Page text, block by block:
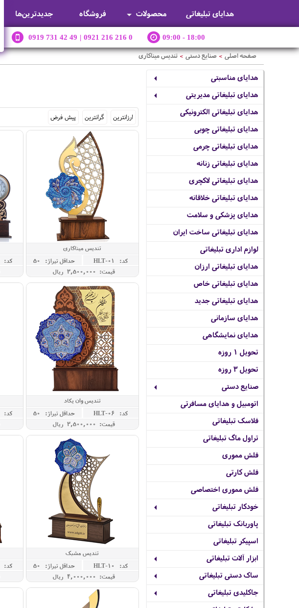
هدایای تبلیغاتی محصولات فروشگاه جديدترين‌ها
0919 731 42 49 | 0921 216 216 0 09:00 - 18:00
صفحه اصلی > صنایع دستی > تندیس میناکاری
هدایای مناسبتی
هدایای تبلیغاتی مدیریتی
هدایای تبلیغاتی الکترونیکی
هدایای تبلیغاتی چوبی
هدایای تبلیغاتی چرمی
هدایای تبلیغاتی زنانه
هدایای تبلیغاتی لاکچری
هدایای تبلیغاتی خلاقانه
هدایای پزشکی و سلامت
هدایای تبلیغاتی ساخت ایران
لوازم اداری تبلیغاتی
هدایای تبلیغاتی ارزان
هدایای تبلیغاتی خاص
هدایای تبلیغاتی جدید
هدایای سازمانی
هدایای نمایشگاهی
تحویل 1 روزه
تحویل 3 روزه
صنایع دستی
اتومبیل و هدایای مسافرتی
فلاسک تبلیغاتی
تراول ماگ تبلیغاتی
فلش مموری
فلش کارتی
فلش مموری اختصاصی
خودکار تبلیغاتی
پاوربانک تبلیغاتی
اسپیکر تبلیغاتی
ابزار آلات تبلیغاتی
ساک دستی تبلیغاتی
جاکلیدی تبلیغاتی
ارزانترین گرانترین پیش فرض
تندیس میناکاری
کد: HLT-01
حداقل تيراژ: 50
قیمت: 3,500,000 ريال
کد: HLT-03
تندیس وان یکاد
کد: HLT-06
حداقل تيراژ: 50
قیمت: 3,500,000 ريال
کد: HLT-07
تندیس مشبک
کد: HLT-10
حداقل تيراژ: 50
قیمت: 4,000,000 ريال
کد: HLT-11